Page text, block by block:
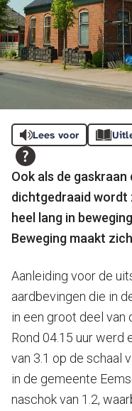
Lees voor
Ook als de
dichtgedraaid wordt
heel lang in
Beweging maakt
Aanleiding voor de
aardbevingen die in
in een groot deel van
Rond 04.15 uur werd
van 3.1 op de schaal
in de gemeente
naschok van 1.2,